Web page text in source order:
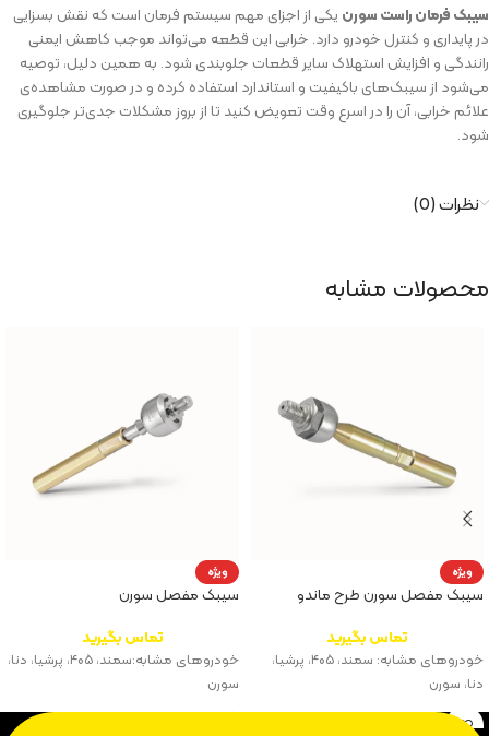
سیبک فرمان راست سورن یکی از اجزای مهم سیستم فرمان است که نقش بسزایی
در پایداری و کنترل خودرو دارد. خرابی این قطعه می‌تواند موجب کاهش ایمنی
رانندگی و افزایش استهلاک سایر قطعات جلوبندی شود. به همین دلیل، توصیه
می‌شود از سیبک‌های باکیفیت و استاندارد استفاده کرده و در صورت مشاهده‌ی
علائم خرابی، آن را در اسرع وقت تعویض کنید تا از بروز مشکلات جدی‌تر جلوگیری
شود.
نظرات (0)
محصولات مشابه
ویژه
سیبک مفصل سورن طرح ماندو
تماس بگیرید
خودروهای مشابه: سمند، ۴۰۵، پرشیا،
دنا، سورن
ویژه
سیبک مفصل سورن
تماس بگیرید
خودروهای مشابه:سمند، ۴۰۵، پرشیا، دنا،
سورن